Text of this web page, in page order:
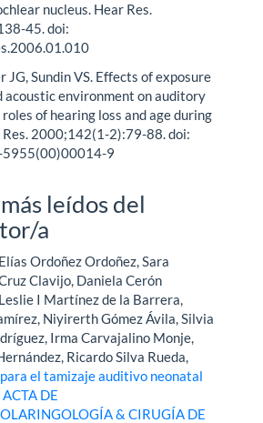
nucleus. Hear Res.
45. doi:
JG, Sundin VS. Effects of exposure
acoustic environment on auditory
of hearing loss and age during
2000;142(1-2):79-88. doi:
9
leídos del
a
Ordoñez Ordoñez, Sara
Clavijo, Daniela Cerón
I Martínez de la Barrera,
Niyirerth Gómez Ávila, Silvia
Irma Carvajalino Monje,
Ricardo Silva Rueda,
el tamizaje auditivo neonatal
ACTA DE
& CIRUGÍA DE